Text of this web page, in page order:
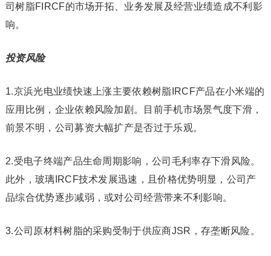
司树脂FIRCF的市场开拓、业务发展及经营业绩造成不利影
响。
投资风险
1.京浜光电业绩快速上涨主要依赖树脂IRCF产品在小米端的
应用比例，企业依赖风险加剧。目前手机市场景气度下滑，
前景不明，公司募资大幅扩产是否过于乐观。
2.受电子终端产品生命周期影响，公司毛利率存下滑风险。
此外，玻璃IRCF技术发展迅速，且价格优势明显，公司产
品综合优势逐步减弱，或对公司经营带来不利影响。
3.公司原材料树脂的采购受制于供应商JSR，存垄断风险。